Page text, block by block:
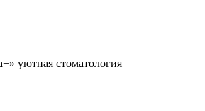
уютная стоматология